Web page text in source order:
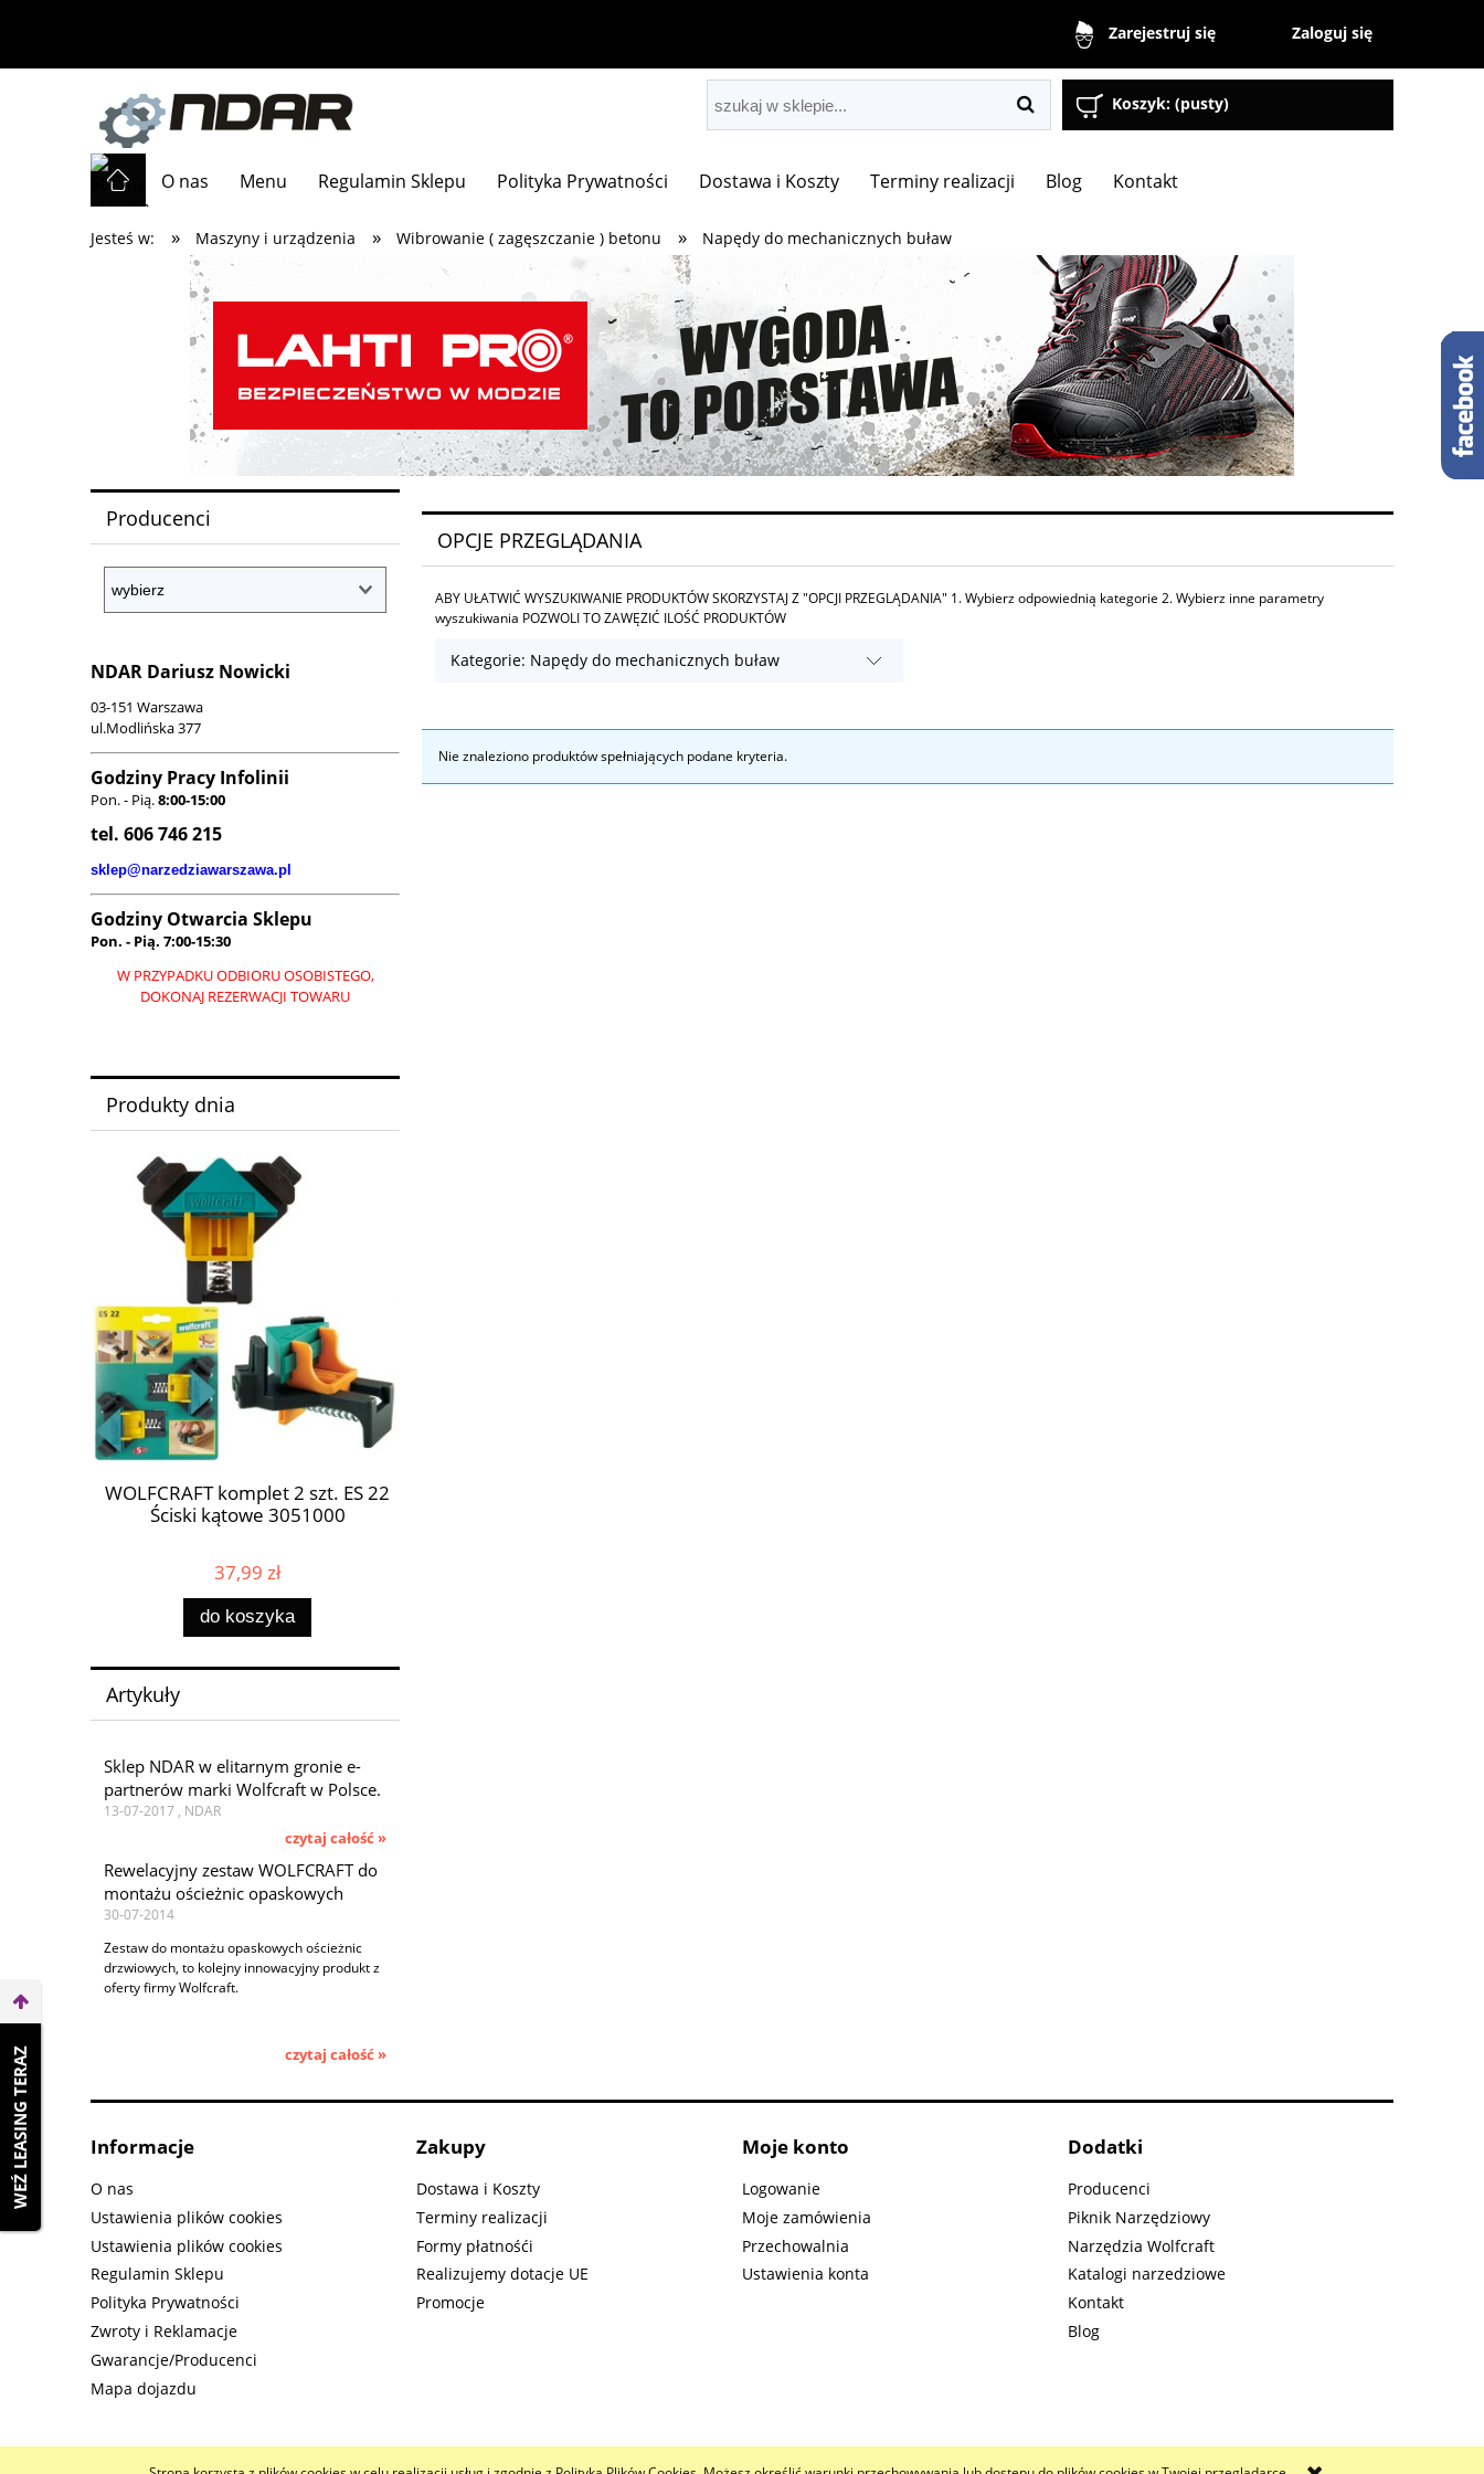
Zarejestruj się Zaloguj się
Koszyk: (pusty)
O nas Menu Regulamin Sklepu Polityka Prywatności Dostawa i Koszty Terminy realizacji Blog Kontakt
Jesteś w: » Maszyny i urządzenia » Wibrowanie ( zagęszczanie ) betonu » Napędy do mechanicznych buław
Producenci
NDAR Dariusz Nowicki
03-151 Warszawa
ul.Modlińska 377
Godziny Pracy Infolinii
Pon. - Pią.8:00-15:00
tel. 606 746 215
sklep@narzedziawarszawa.pl
Godziny Otwarcia Sklepu
Pon. - Pią. 7:00-15:30
W PRZYPADKU ODBIORU OSOBISTEGO,
DOKONAJ REZERWACJI TOWARU
Produkty dnia
WOLFCRAFT komplet 2 szt. ES 22
Ściski kątowe 3051000
37,99 zł
do koszyka
Artykuły
Sklep NDAR w elitarnym gronie e-
partnerów marki Wolfcraft w Polsce.
13-07-2017 , NDAR
czytaj całość »
Rewelacyjny zestaw WOLFCRAFT do
montażu ościeżnic opaskowych
30-07-2014
Zestaw do montażu opaskowych ościeżnic
drzwiowych, to kolejny innowacyjny produkt z
oferty firmy Wolfcraft.
czytaj całość »
OPCJE PRZEGLĄDANIA
ABY UŁATWIĆ WYSZUKIWANIE PRODUKTÓW SKORZYSTAJ Z "OPCJI PRZEGLĄDANIA" 1. Wybierz odpowiednią kategorie 2. Wybierz inne parametry
wyszukiwania POZWOLI TO ZAWĘZIĆ ILOŚĆ PRODUKTÓW
Kategorie: Napędy do mechanicznych buław
Nie znaleziono produktów spełniających podane kryteria.
Informacje
O nas
Ustawienia plików cookies
Ustawienia plików cookies
Regulamin Sklepu
Polityka Prywatności
Zwroty i Reklamacje
Gwarancje/Producenci
Mapa dojazdu
Zakupy
Dostawa i Koszty
Terminy realizacji
Formy płatnośći
Realizujemy dotacje UE
Promocje
Moje konto
Logowanie
Moje zamówienia
Przechowalnia
Ustawienia konta
Dodatki
Producenci
Piknik Narzędziowy
Narzędzia Wolfcraft
Katalogi narzedziowe
Kontakt
Blog
WEŹ LEASING TERAZ